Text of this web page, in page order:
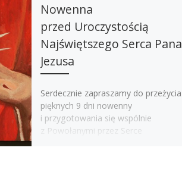
Nowenna
przed Uroczystością
Najświętszego Serca Pana
Jezusa
Serdecznie zapraszamy do przeżycia
pięknych 9 dni nowenny
i przygotowania się wspólnie
z Powołanymi przez Serce